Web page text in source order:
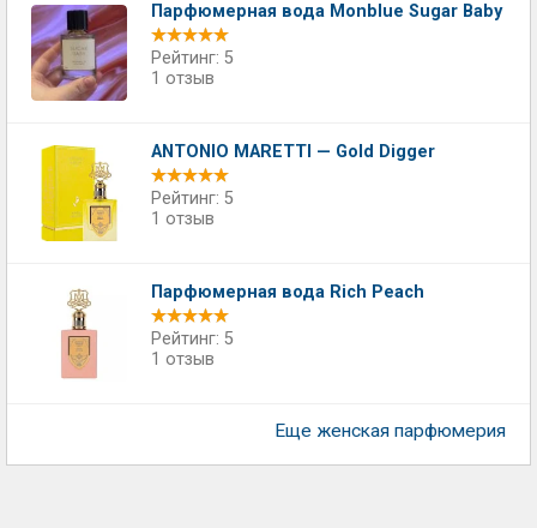
Парфюмерная вода Monblue Sugar Baby
Рейтинг: 5
1 отзыв
ANTONIO MARETTI — Gold Digger
Рейтинг: 5
1 отзыв
Парфюмерная вода Rich Peach
Рейтинг: 5
1 отзыв
Еще женская парфюмерия